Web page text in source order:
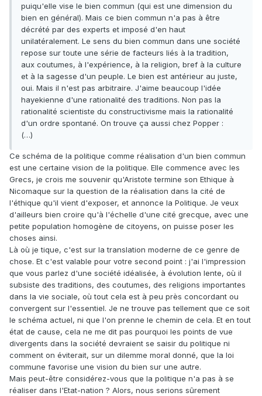
puiqu'elle vise le bien commun (qui est une dimension du
bien en général). Mais ce bien commun n'a pas à être
décrété par des experts et imposé d'en haut
unilatéralement. Le sens du bien commun dans une société
repose sur toute une série de facteurs liés à la tradition,
aux coutumes, à l'expérience, à la religion, bref à la culture
et à la sagesse d'un peuple. Le bien est antérieur au juste,
oui. Mais il n'est pas arbitraire. J'aime beaucoup l'idée
hayekienne d'une rationalité des traditions. Non pas la
rationalité scientiste du constructivisme mais la rationalité
d'un ordre spontané. On trouve ça aussi chez Popper :
(…)
Ce schéma de la politique comme réalisation d'un bien commun
est une certaine vision de la politique. Elle commence avec les
Grecs, je crois me souvenir qu'Aristote termine son Ethique à
Nicomaque sur la question de la réalisation dans la cité de
l'éthique qu'il vient d'exposer, et annonce la Politique. Je veux
d'ailleurs bien croire qu'à l'échelle d'une cité grecque, avec une
petite population homogène de citoyens, on puisse poser les
choses ainsi.
Là où je tique, c'est sur la translation moderne de ce genre de
chose. Et c'est valable pour votre second point : j'ai l'impression
que vous parlez d'une société idéalisée, à évolution lente, où il
subsiste des traditions, des coutumes, des religions importantes
dans la vie sociale, où tout cela est à peu près concordant ou
convergent sur l'essentiel. Je ne trouve pas tellement que ce soit
le schéma actuel, ni que l'on prenne le chemin de cela. Et en tout
état de cause, cela ne me dit pas pourquoi les points de vue
divergents dans la société devraient se saisir du politique ni
comment on éviterait, sur un dilemme moral donné, que la loi
commune favorise une vision du bien sur une autre.
Mais peut-être considérez-vous que la politique n'a pas à se
réaliser dans l'Etat-nation ? Alors, nous serions sûrement